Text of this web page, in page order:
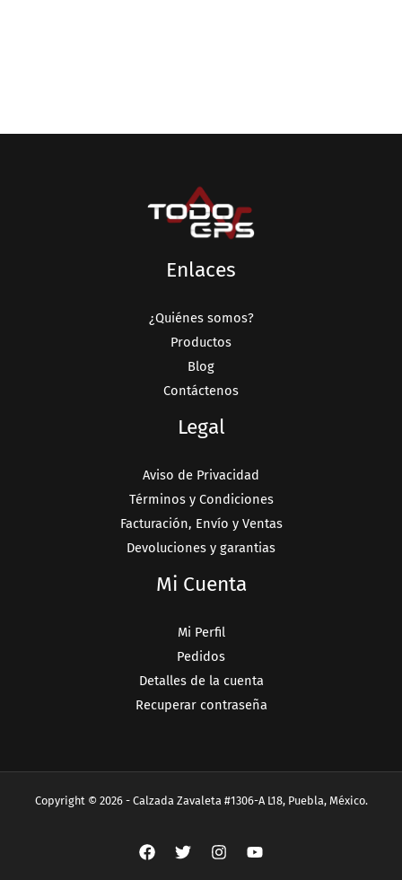
Enlaces
¿Quiénes somos?
Productos
Blog
Contáctenos
Legal
Aviso de Privacidad
Términos y Condiciones
Facturación, Envío y Ventas
Devoluciones y garantias
Mi Cuenta
Mi Perfil
Pedidos
Detalles de la cuenta
Recuperar contraseña
Copyright © 2026 - Calzada Zavaleta #1306-A L18, Puebla, México.